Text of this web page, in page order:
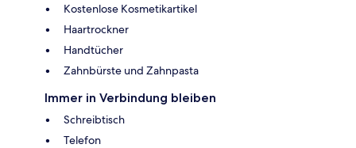
Kostenlose Kosmetikartikel
Haartrockner
Handtücher
Zahnbürste und Zahnpasta
Immer in Verbindung bleiben
Schreibtisch
Telefon